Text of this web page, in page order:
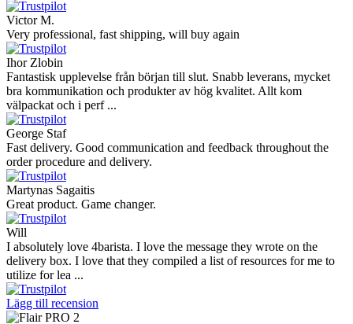
Victor M.
Very professional, fast shipping, will buy again
Ihor Zlobin
Fantastisk upplevelse från början till slut. Snabb leverans, mycket
bra kommunikation och produkter av hög kvalitet. Allt kom
välpackat och i perf ...
George Staf
Fast delivery. Good communication and feedback throughout the
order procedure and delivery.
Martynas Sagaitis
Great product. Game changer.
Will
I absolutely love 4barista. I love the message they wrote on the
delivery box. I love that they compiled a list of resources for me to
utilize for lea ...
Lägg till recension